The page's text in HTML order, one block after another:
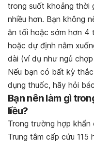
trong suốt khoảng thời
nhiều hơn. Bạn không
ăn tối hoặc sớm hơn 4
hoặc dự định nằm
dài (ví dụ như ngủ
Nếu bạn có bất kỳ
dụng thuốc, hãy hỏi
Bạn nên làm gì
liều?
Trong trường hợp khẩn
Trung tâm cấp cứu